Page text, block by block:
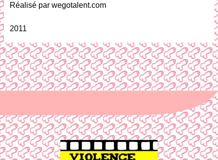
Réalisé par wegotalent.com
2011